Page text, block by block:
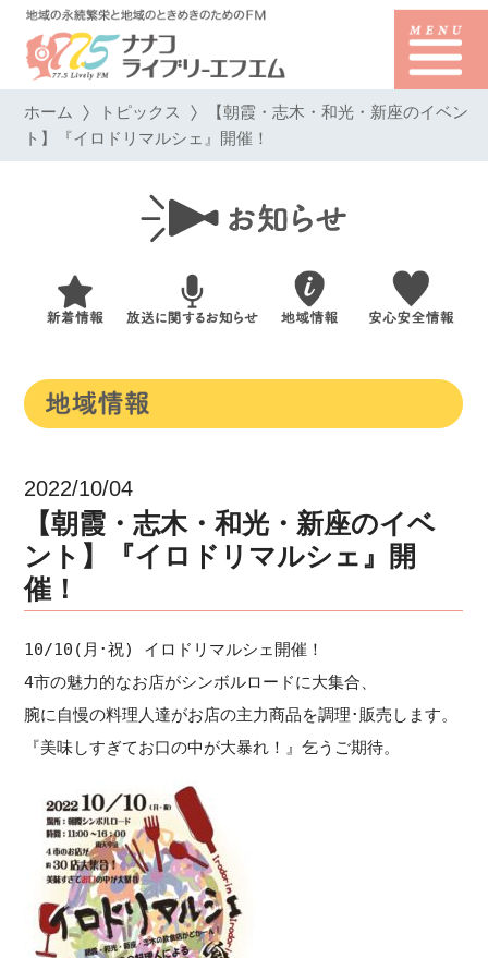
ホーム トピックス 【朝霞・志木・和光・新座のイベン
ト】『イロドリマルシェ』開催！
2022/10/04
【朝霞・志木・和光・新座のイベ
ント】『イロドリマルシェ』開
催！
10/10(月･祝) イロドリマルシェ開催！
4市の魅力的なお店がシンボルロードに大集合、
腕に自慢の料理人達がお店の主力商品を調理･販売します。
『美味しすぎてお口の中が大暴れ！』乞うご期待。